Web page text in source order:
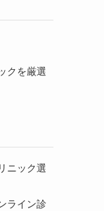
クを厳選
ニック選
ライン診